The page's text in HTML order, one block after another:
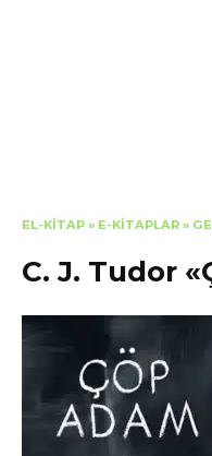
EL-KITAP » E-KITAPLAR »
C. J. Tudor